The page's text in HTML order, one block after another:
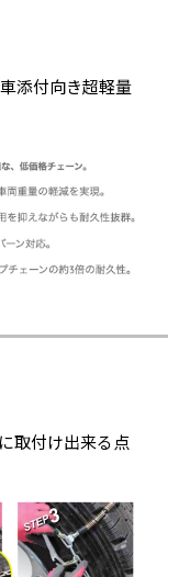
添付向き超軽量
取付け出来る点